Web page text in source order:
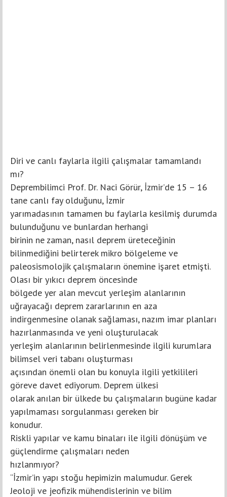
Diri ve canlı faylarla ilgili çalışmalar tamamlandı
mı?
Deprembilimci Prof. Dr. Naci Görür, İzmir’de 15 – 16
tane canlı fay olduğunu, İzmir
yarımadasının tamamen bu faylarla kesilmiş durumda
bulunduğunu ve bunlardan herhangi
birinin ne zaman, nasıl deprem üreteceğinin
bilinmediğini belirterek mikro bölgeleme ve
paleosismolojik çalışmaların önemine işaret etmişti.
Olası bir yıkıcı deprem öncesinde
bölgede yer alan mevcut yerleşim alanlarının
uğrayacağı deprem zararlarının en aza
indirgenmesine olanak sağlaması, nazım imar planları
hazırlanmasında ve yeni oluşturulacak
yerleşim alanlarının belirlenmesinde ilgili kurumlara
bilimsel veri tabanı oluşturması
açısından önemli olan bu konuyla ilgili yetkilileri
göreve davet ediyorum. Deprem ülkesi
olarak anılan bir ülkede bu çalışmaların bugüne kadar
yapılmaması sorgulanması gereken bir
konudur.
Riskli yapılar ve kamu binaları ile ilgili dönüşüm ve
güçlendirme çalışmaları neden
hızlanmıyor?
“İzmir’in yapı stoğu hepimizin malumudur. Gerek
Jeoloji ve jeofizik mühendislerinin ve bilim